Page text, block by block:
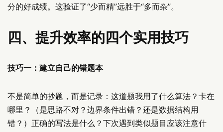
分的好成绩。这验证了“少而精”远胜于“多而杂”。
四、提升效率的四个实用技巧
技巧一：建立自己的错题本
不是简单的抄题，而是记录：这道题我用了什么算法？卡在
哪里？（是思路不对？边界条件出错？还是数据结构用
错？）正确的写法是什么？下次遇到类似题目应该注意什